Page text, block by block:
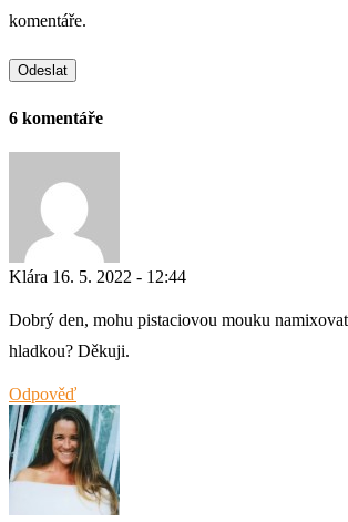
komentáře.
6 komentáře
Klára 16. 5. 2022 - 12:44
Dobrý den, mohu pistaciovou mouku
hladkou? Děkuji.
Odpověď